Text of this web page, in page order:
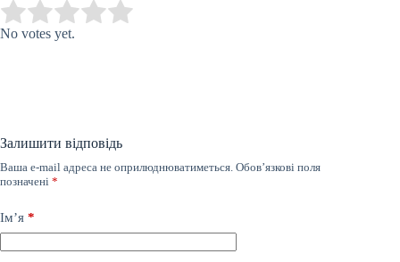
Rate this item:
No votes yet.
Залишити відповідь
Ваша e-mail адреса не оприлюднюватиметься. Обов’язкові поля
позначені *
Ім’я *